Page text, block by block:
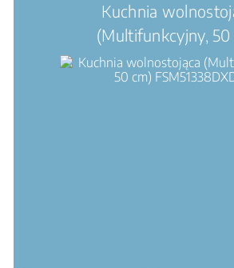
Kuchnia
(Multifunkcyjny, 50